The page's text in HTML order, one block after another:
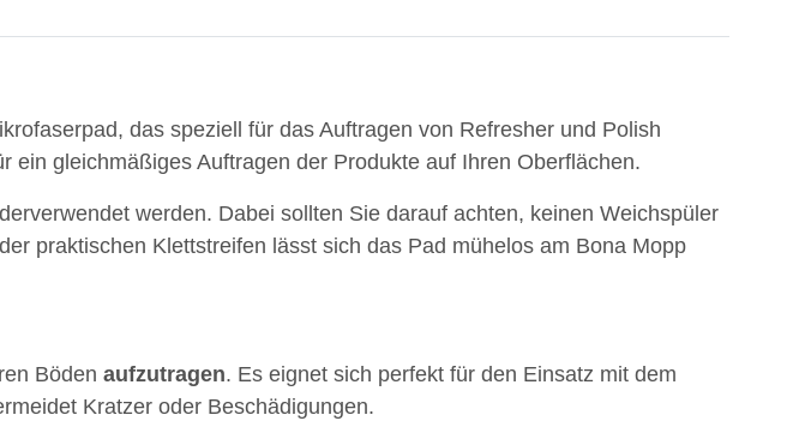
das speziell für das Auftragen von Refresher und Polish
gleichmäßiges Auftragen der Produkte auf Ihren Oberflächen.
werden. Dabei sollten Sie darauf achten, keinen Weichspüler
praktischen Klettstreifen lässt sich das Pad mühelos am Bona Mopp
Böden aufzutragen. Es eignet sich perfekt für den Einsatz mit dem
Kratzer oder Beschädigungen.